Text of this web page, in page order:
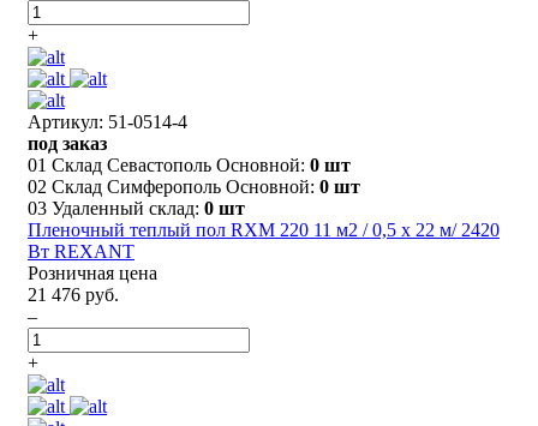
+
Артикул: 51-0514-4
под заказ
01 Склад Севастополь Основной: 0 шт
02 Склад Симферополь Основной: 0 шт
03 Удаленный склад: 0 шт
Пленочный теплый пол RXM 220 11 м2 / 0,5 х 22 м/ 2420
Вт REXANT
Розничная цена
21 476 руб.
–
+